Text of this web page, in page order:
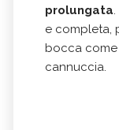
prolungata
e completa,
bocca come
cannuccia.